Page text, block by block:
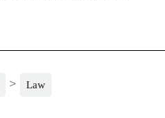
> Law